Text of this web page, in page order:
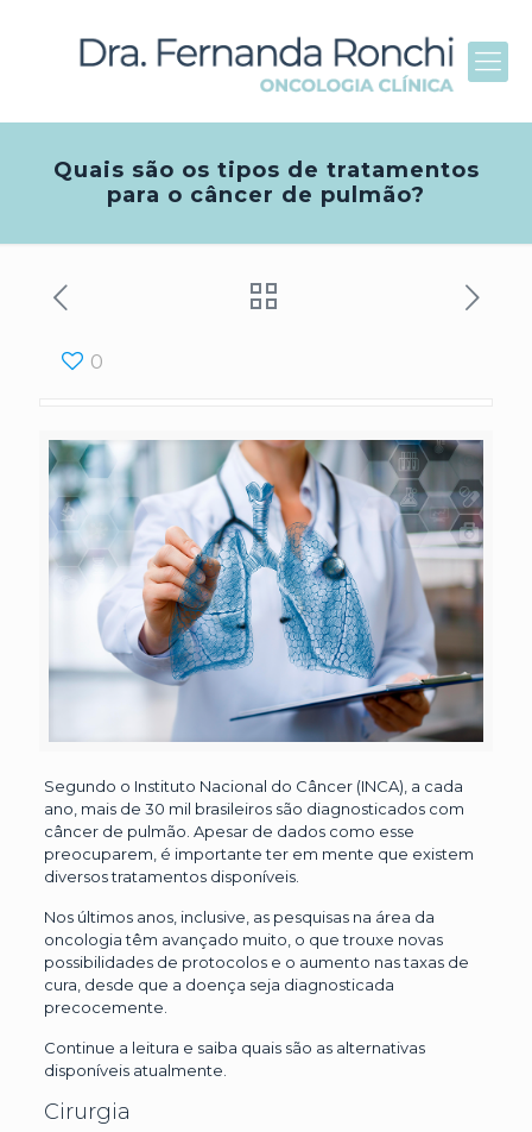
Quais são os tipos de tratamentos
para o câncer de pulmão?
0
Segundo o Instituto Nacional do Câncer (INCA), a cada
ano, mais de 30 mil brasileiros são diagnosticados com
câncer de pulmão. Apesar de dados como esse
preocuparem, é importante ter em mente que existem
diversos tratamentos disponíveis.
Nos últimos anos, inclusive, as pesquisas na área da
oncologia têm avançado muito, o que trouxe novas
possibilidades de protocolos e o aumento nas taxas de
cura, desde que a doença seja diagnosticada
precocemente.
Continue a leitura e saiba quais são as alternativas
disponíveis atualmente.
Cirurgia